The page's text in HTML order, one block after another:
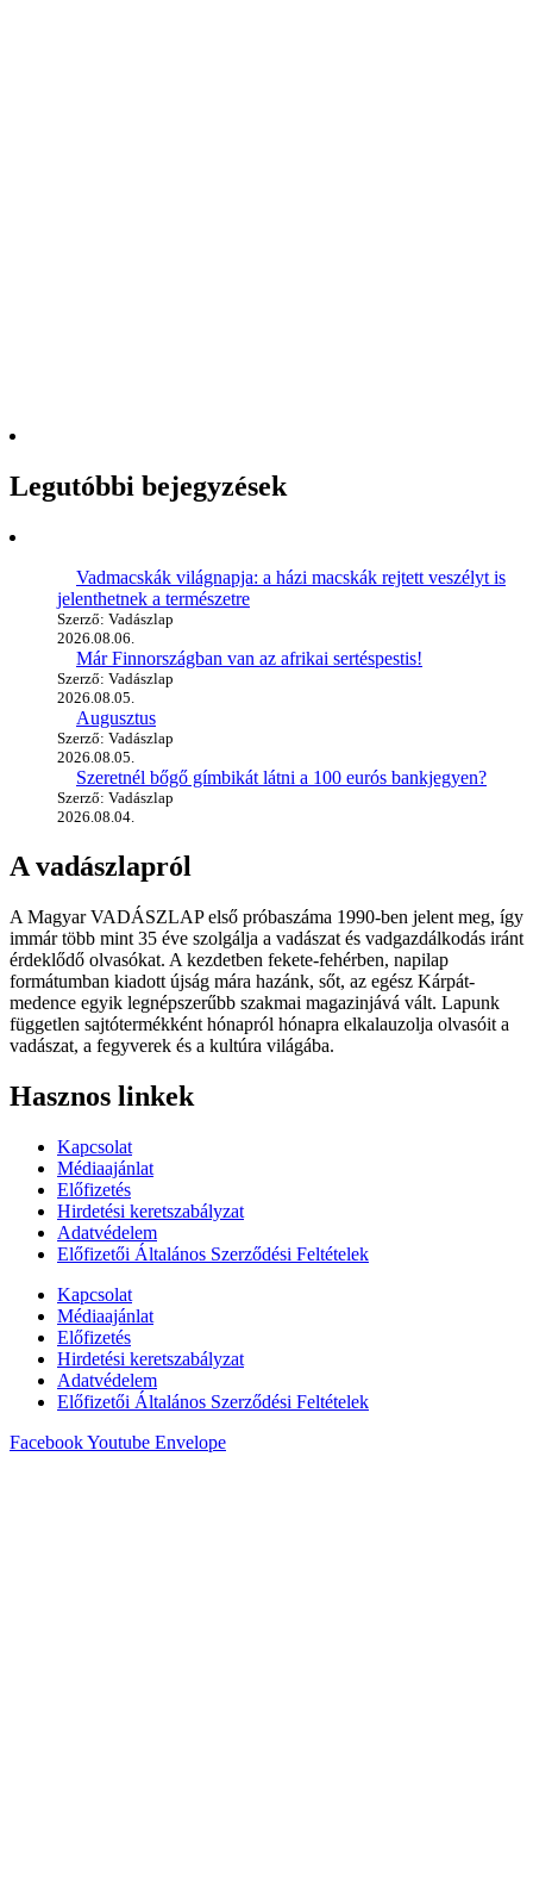
Legutóbbi bejegyzések
Vadmacskák világnapja: a házi macskák rejtett veszélyt is
jelenthetnek a természetre
Szerző: Vadászlap
2026.08.06.
Már Finnországban van az afrikai sertéspestis!
Szerző: Vadászlap
2026.08.05.
Augusztus
Szerző: Vadászlap
2026.08.05.
Szeretnél bőgő gímbikát látni a 100 eurós bankjegyen?
Szerző: Vadászlap
2026.08.04.
A vadászlapról
A Magyar VADÁSZLAP első próbaszáma 1990-ben jelent meg, így
immár több mint 35 éve szolgálja a vadászat és vadgazdálkodás iránt
érdeklődő olvasókat. A kezdetben fekete-fehérben, napilap
formátumban kiadott újság mára hazánk, sőt, az egész Kárpát-
medence egyik legnépszerűbb szakmai magazinjává vált. Lapunk
független sajtótermékként hónapról hónapra elkalauzolja olvasóit a
vadászat, a fegyverek és a kultúra világába.
Hasznos linkek
Kapcsolat
Médiaajánlat
Előfizetés
Hirdetési keretszabályzat
Adatvédelem
Előfizetői Általános Szerződési Feltételek
Kapcsolat
Médiaajánlat
Előfizetés
Hirdetési keretszabályzat
Adatvédelem
Előfizetői Általános Szerződési Feltételek
FacebookYoutube Envelope